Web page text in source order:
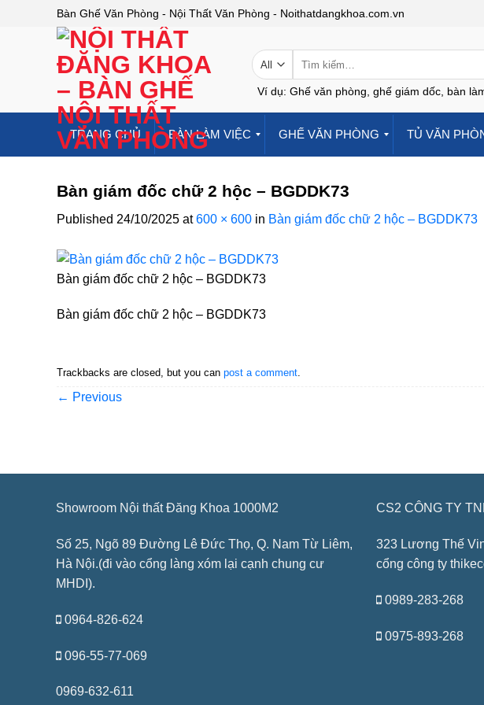
Bàn Ghế Văn Phòng - Nội Thất Văn Phòng - Noithatdangkhoa.com.vn
kiếm:
Ví dụ: Ghế văn phòng, ghế giám dốc, bàn
TRANG CHỦ BÀN LÀM VIỆC GHẾ VĂN PHÒNG TỦ VĂN
Bàn giám đốc chữ 2 hộc – BGDDK73
Published 24/10/2025 at600 × 600 in Bàn giám đốc chữ 2 hộc – BGDDK73
Bàn giám đốc chữ 2 hộc – BGDDK73
Bàn giám đốc chữ 2 hộc – BGDDK73
Trackbacks are closed, but you can post a comment
← Previous
Showroom Nội thất Đăng Khoa 1000M2
Số 25, Ngõ 89 Đường Lê Đức Thọ, Q. Nam Từ Liêm,
Hà Nội.(đi vào cổng làng xóm lại cạnh chung cư
MHDI).
0964-826-624
096-55-77-069
0969-632-611
CS2 CÔNG TY
323 Lương Thế
cổng công ty
0989-283-268
0975-893-268